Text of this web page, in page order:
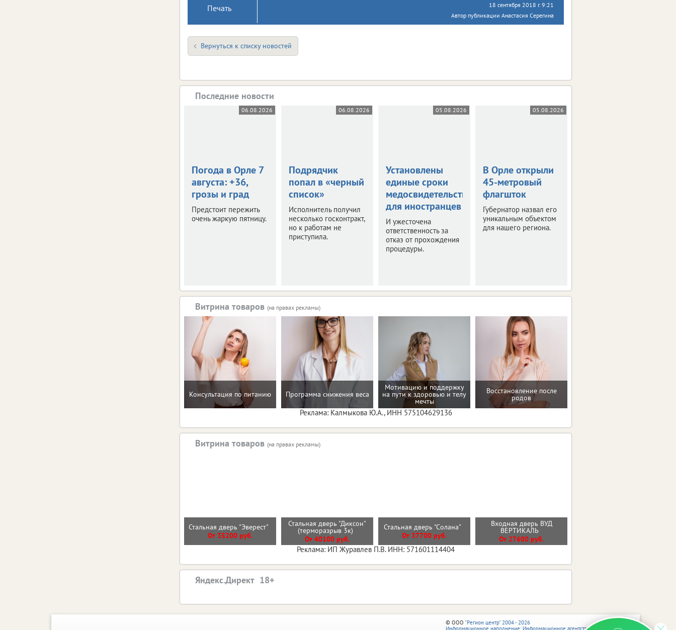
Печать
18 сентября 2018 г. 9:21
Автор публикации Анастасия Серегина
Вернуться к списку новостей
Последние новости
06.08.2026
Погода в Орле 7
августа: +36,
грозы и град
Предстоит пережить
очень жаркую пятницу.
06.08.2026
Подрядчик
попал в «черный
список»
Исполнитель получил
несколько госконтракт,
но к работам не
приступила.
05.08.2026
Установлены
единые сроки
медосвидетельствования
для иностранцев
И ужесточена
ответственность за
отказ от прохождения
процедуры.
05.08.2026
В Орле открыли
45-метровый
флагшток
Губернатор назвал его
уникальным объектом
для нашего региона.
Витрина товаров (на правах рекламы)
Консультация по питанию Программа снижения веса
Мотивацию и поддержку
на пути к здоровью и телу
мечты
Восстановление после
родов
Реклама: Калмыкова Ю.А., ИНН 575104629136
Витрина товаров (на правах рекламы)
Стальная дверь "Эверест"
От 35200 руб.
Стальная дверь "Диксон"
(терморазрыв 3к)
От 40100 руб.
Стальная дверь "Солана"
От 37700 руб.
Входная дверь ВУД
ВЕРТИКАЛЬ
От 27600 руб.
Реклама: ИП Журавлев П.В. ИНН: 571601114404
Яндекс.Директ
© ООО "Регион центр" 2004 - 2026
Информационное наполнение: Информационное агентство vRossii.ru